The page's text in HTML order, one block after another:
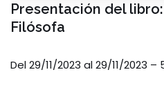
Presentación del
Filósofa
Del 29/11/2023 al 29/11/2023 –